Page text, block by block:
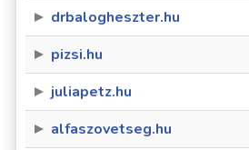
drbalogheszter.hu
pizsi.hu
juliapetz.hu
alfaszovetseg.hu